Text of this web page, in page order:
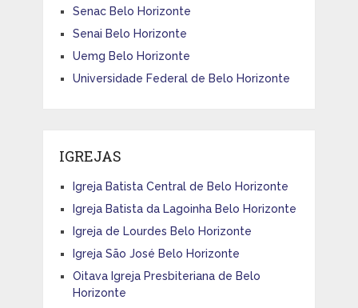
Senac Belo Horizonte
Senai Belo Horizonte
Uemg Belo Horizonte
Universidade Federal de Belo Horizonte
IGREJAS
Igreja Batista Central de Belo Horizonte
Igreja Batista da Lagoinha Belo Horizonte
Igreja de Lourdes Belo Horizonte
Igreja São José Belo Horizonte
Oitava Igreja Presbiteriana de Belo
Horizonte